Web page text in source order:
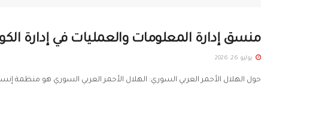
منسق إدارة المعلومات والعمليات في إدارة
يوليو 26, 2026
حول الهلال الأحمر العربي السوري: الهلال الأحمر العربي السوري هو منظمة